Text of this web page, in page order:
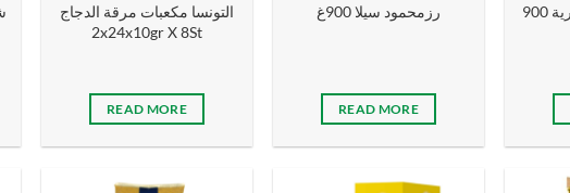
التونسا مكعبات مرقة الدجاج
2x24x10gr X 8St
READ MORE
رزمحمود سيلا 900غ
READ MORE
التونسا برغل مع شعيرية 900